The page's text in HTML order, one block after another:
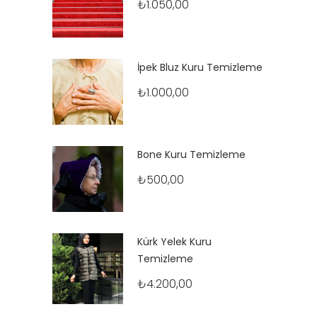
₺1.050,00
İpek Bluz Kuru Temizleme
₺1.000,00
Bone Kuru Temizleme
₺500,00
Kürk Yelek Kuru
Temizleme
₺4.200,00